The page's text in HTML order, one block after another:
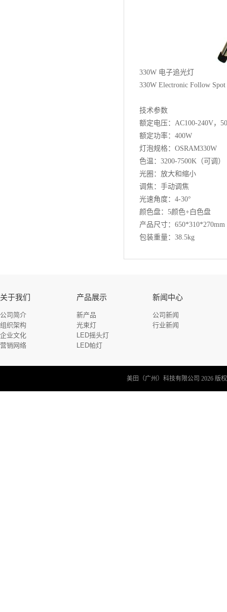
330W 电子追光灯
330W Electronic Follow Spot
技术参数
额定电压：AC100-240V，
额定功率：400W
灯泡规格：OSRAM330W
色温：3200-7500K（可调）
光圈：放大和缩小
调焦：手动调焦
光速角度：4-30°
颜色盘：5颜色+白色盘
产品尺寸：650*310*270mm
包装重量：38.5kg
关于我们
公司简介
组织架构
企业文化
营销网络
产品展示
新产品
光束灯
LED摇头灯
LED帕灯
新闻中心
公司新闻
行业新闻
美田（广州）科技有限公司 2026 版